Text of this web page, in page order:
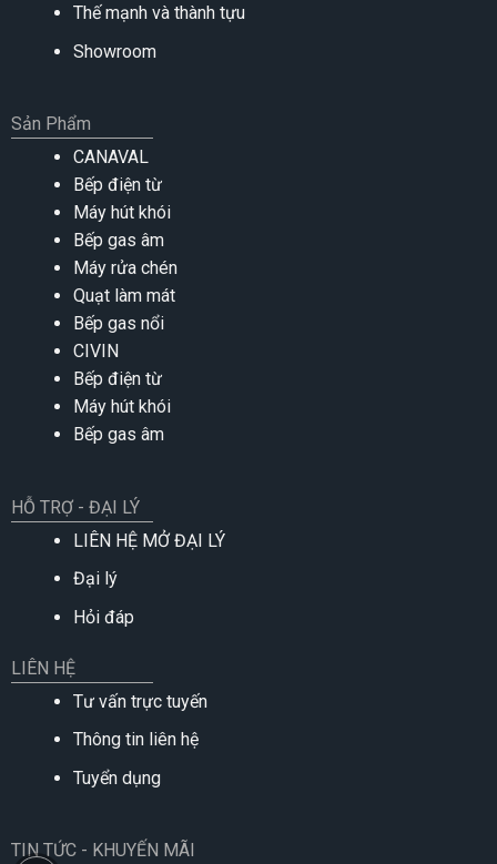
Thế mạnh và thành tựu
Showroom
Sản Phẩm
CANAVAL
Bếp điện từ
Máy hút khói
Bếp gas âm
Máy rửa chén
Quạt làm mát
Bếp gas nổi
CIVIN
Bếp điện từ
Máy hút khói
Bếp gas âm
HỖ TRỢ - ĐẠI LÝ
LIÊN HỆ MỞ ĐẠI LÝ
Đại lý
Hỏi đáp
LIÊN HỆ
Tư vấn trực tuyến
Thông tin liên hệ
Tuyển dụng
TIN TỨC - KHUYẾN MÃI